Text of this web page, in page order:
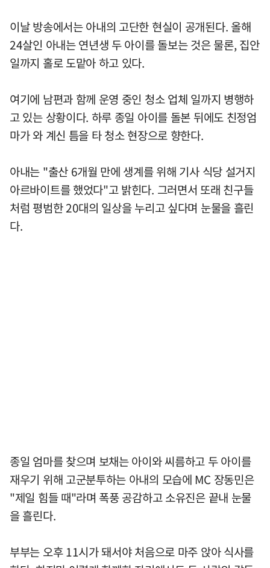
이날 방송에서는 아내의 고단한 현실이 공개된다. 올해
24살인 아내는 연년생 두 아이를 돌보는 것은 물론, 집안
일까지 홀로 도맡아 하고 있다.
여기에 남편과 함께 운영 중인 청소 업체 일까지 병행하
고 있는 상황이다. 하루 종일 아이를 돌본 뒤에도 친정엄
마가 와 계신 틈을 타 청소 현장으로 향한다.
아내는 "출산 6개월 만에 생계를 위해 기사 식당 설거지
아르바이트를 했었다"고 밝힌다. 그러면서 또래 친구들
처럼 평범한 20대의 일상을 누리고 싶다며 눈물을 흘린
다.
종일 엄마를 찾으며 보채는 아이와 씨름하고 두 아이를
재우기 위해 고군분투하는 아내의 모습에 MC 장동민은
"제일 힘들 때"라며 폭풍 공감하고 소유진은 끝내 눈물
을 흘린다.
부부는 오후 11시가 돼서야 처음으로 마주 앉아 식사를